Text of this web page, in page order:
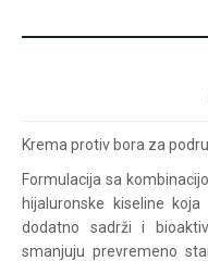
Krema protiv bora za
Formulacija sa
hijaluronske kiseline
dodatno sadrži i
smanjuju prevremeno